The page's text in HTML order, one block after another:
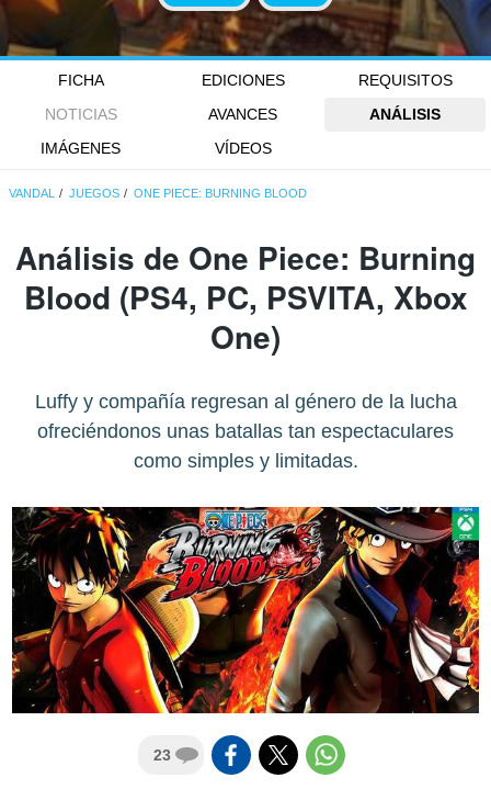
FICHA EDICIONES
REQUISITOS
NOTICIAS
AVANCES
ANÁLISIS
IMÁGENES
VÍDEOS
VANDAL JUEGOS ONE PIECE: BURNING BLOOD
Análisis de One Piece: Burning
Blood (PS4, PC, PSVITA, Xbox
One)
Luffy y compañía regresan al género de la lucha
ofreciéndonos unas batallas tan espectaculares
como simples y limitadas.
23